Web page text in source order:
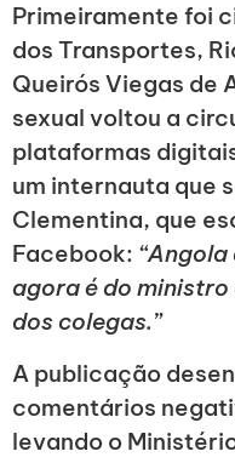
Primeiramente foi
dos Transportes,
Queirós Viegas de
sexual voltou a
plataformas
um internauta que
Clementina, que
Facebook:
agora é do
dos colegas.”
A publicação
comentários
levando o